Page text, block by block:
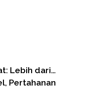
Lebih dari…
Pertahanan